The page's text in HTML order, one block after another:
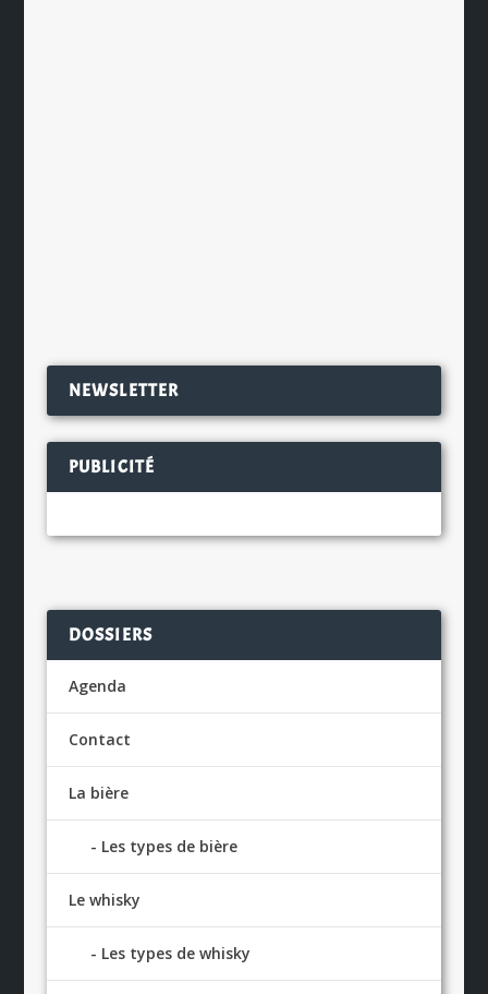
NEWSLETTER
PUBLICITÉ
DOSSIERS
Agenda
Contact
La bière
Les types de bière
Le whisky
Les types de whisky